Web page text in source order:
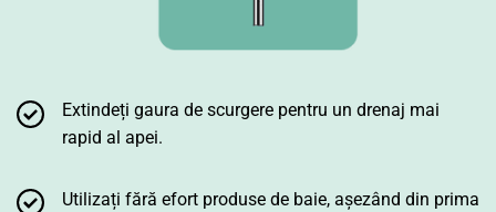
Extindeți gaura de scurgere pentru un drenaj mai
rapid al apei.
Utilizați fără efort produse de baie, așezând din prima